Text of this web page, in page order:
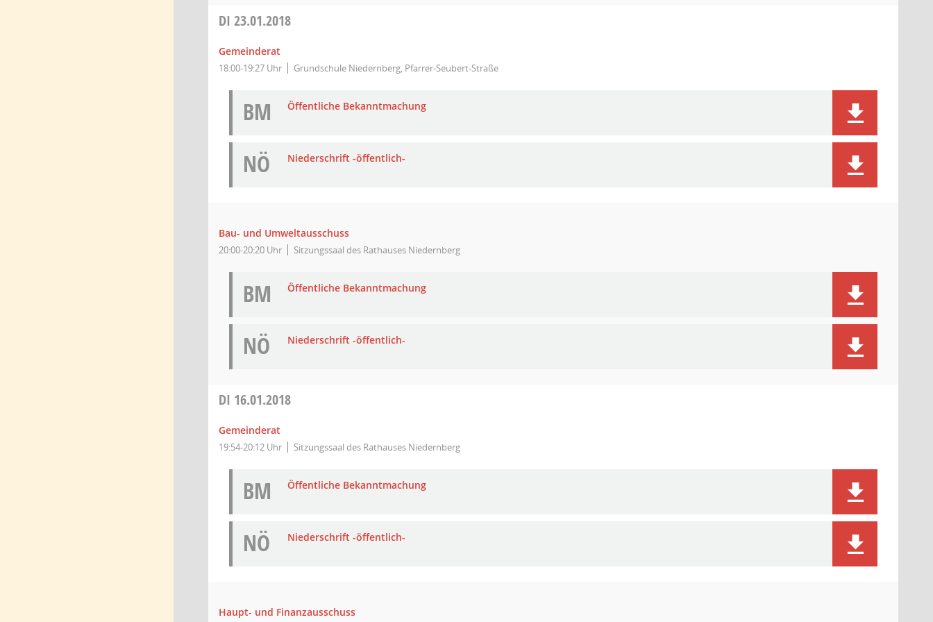
DI 23.01.2018
Gemeinderat
18:00-19:27 Uhr Grundschule Niedernberg, Pfarrer-Seubert-Straße
BM Öffentliche Bekanntmachung
NÖ Niederschrift -öffentlich-
Bau- und Umweltausschuss
20:00-20:20 Uhr Sitzungssaal des Rathauses Niedernberg
BM Öffentliche Bekanntmachung
NÖ Niederschrift -öffentlich-
DI 16.01.2018
Gemeinderat
19:54-20:12 Uhr Sitzungssaal des Rathauses Niedernberg
BM Öffentliche Bekanntmachung
NÖ Niederschrift -öffentlich-
Haupt- und Finanzausschuss